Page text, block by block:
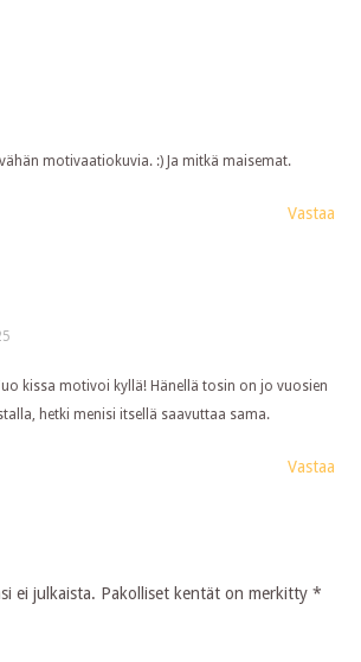
motivaatiokuvia. :) Ja mitkä maisemat.
Vastaa
kissa motivoi kyllä! Hänellä tosin on jo vuosien
hetki menisi itsellä saavuttaa sama.
Vastaa
ei julkaista. Pakolliset kentät on merkitty*